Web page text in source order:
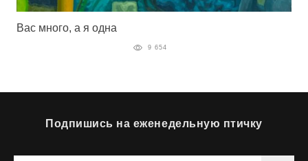
Вас много, а я одна
9 654
Подпишись на еженедельную птичку